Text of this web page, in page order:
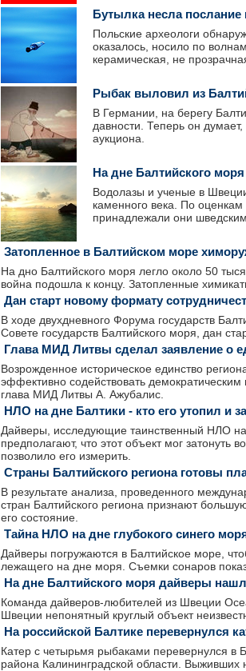
Бутылка несла
Польские археологи
оказалось, носило по
керамическая, не
Рыбак выловил из
В Германии, на берегу
давности. Теперь он
аукциона.
На дне Балтийского
Водолазы и ученые в
каменного века. По
принадлежали они шведским
Затопленное в Балтийском море
На дно Балтийского моря легло около 50
война подошла к концу. Затопленные
Дан старт новому формату
В ходе двухдневно­го Форума государств­
Совете государств­ Балтийског­о моря, дан
Глава МИД Литвы сделал заявление о
Возрожденное историческое единство
эффективно содействовать
глава МИД Литвы А. Ажубалис.
НЛО на дне Балтики - кто его утопил и
Дайверы, исследующие таинственный НЛО
предполагают, что этот объект мог
позволило его измерить.
Страны Балтийского региона готовы
В результате анализа, проведенного
стран Балтийского региона признают
его состояние.
Тайна НЛО на дне глубокого синего
Дайверы погружаются в Балтийское море,
лежащего на дне моря. Съемки сонаров
На дне Балтийского моря дайверы
Команда дайверов-любителей из Швеции
Швеции непонятный круглый объект
На российской Балтике перевернулся
Катер с четырьмя рыбаками перевернулся в
района Калининградской области.